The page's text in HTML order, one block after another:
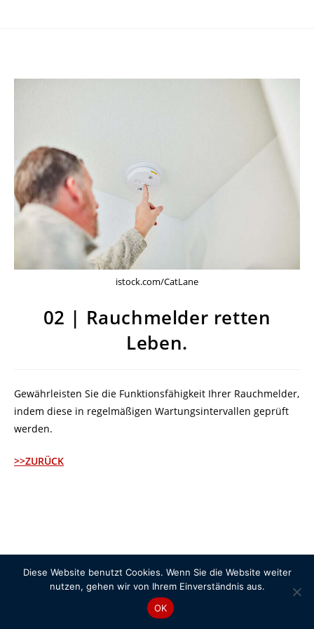
istock.com/CatLane
02 | Rauchmelder retten
Leben.
Gewährleisten Sie die Funktionsfähigkeit Ihrer Rauchmelder,
indem diese in regelmäßigen Wartungsintervallen geprüft
werden.
>>ZURÜCK
Diese Website benutzt Cookies. Wenn Sie die Website weiter
nutzen, gehen wir von Ihrem Einverständnis aus.
OK